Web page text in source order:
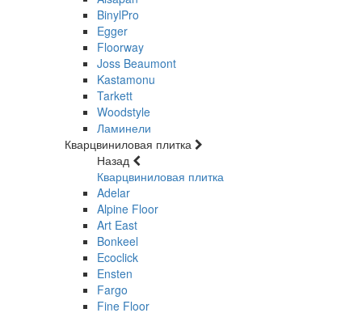
BinylPro
Egger
Floorway
Joss Beaumont
Kastamonu
Tarkett
Woodstyle
Ламинели
Кварцвиниловая плитка
Назад
Кварцвиниловая плитка
Adelar
Alpine Floor
Art East
Bonkeel
Ecoclick
Ensten
Fargo
Fine Floor